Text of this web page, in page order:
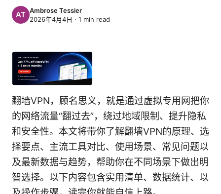
Ambrose Tessier
2026年4月4日 · 1 min read
翻墙VPN，顾名思义，就是通过虚拟专用网把你
的网络流量“翻过去”，绕过地域限制、提升隐私
和安全性。本文将带你了解翻墙VPN的原理、选
择要点、主流工具对比、使用场景、常见问题以
及最新数据与趋势，帮助你在不同场景下做出明
智选择。以下内容包含实用清单、数据统计、以